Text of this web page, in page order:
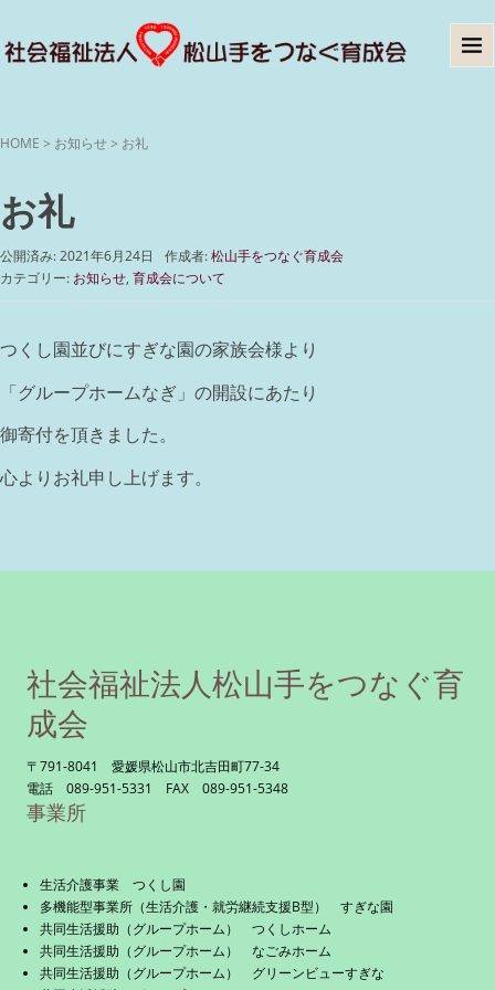
HOME > お知らせ> お礼
お礼
公開済み: 2021年6月24日 作成者:松山手をつなぐ育成会
カテゴリー: お知らせ, 育成会について
つくし園並びにすぎな園の家族会様より
「グループホームなぎ」の開設にあたり
御寄付を頂きました。
心よりお礼申し上げます。
社会福祉法人松山手をつなぐ育
成会
〒791-8041 愛媛県松山市北吉田町77-34
電話 089-951-5331 FAX 089-951-5348
事業所
生活介護事業 つくし園
多機能型事業所（生活介護・就労継続支援B型） すぎな園
共同生活援助（グループホーム） つくしホーム
共同生活援助（グループホーム） なごみホーム
共同生活援助（グループホーム） グリーンビューすぎな